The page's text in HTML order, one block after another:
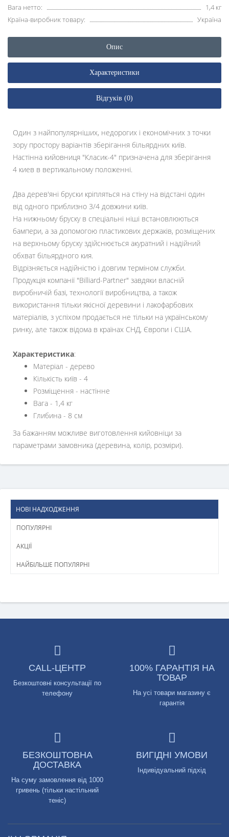
Вага нетто:
1,4 кг
Країна-виробник товару:
Україна
Опис
Характеристики
Відгуків (0)
Один з найпопулярніших, недорогих і економічних з точки
зору простору варіантів зберігання більярдних київ.
Настінна кийовниця "Класик-4" призначена для зберігання
4 киев в вертикальному положенні.
Два дерев'яні бруски кріпляться на стіну на відстані один
від одного приблизно 3/4 довжини київ.
На нижньому бруску в спеціальні ніші встановлюються
бампери, а за допомогою пластикових держаків, розміщених
на верхньому бруску здійснюється акуратний і надійний
обхват більярдного кия.
Відрізняється надійністю і довгим терміном служби.
Продукція компанії "Billiard-Partner" завдяки власній
виробничій базі, технології виробництва, а також
використання тільки якісної деревини і лакофарбових
матеріалів, з успіхом продається не тільки на українському
ринку, але також відома в країнах СНД, Європи і США.
Характеристика:
Матеріал - дерево
Кількість київ - 4
Розміщення - настінне
Вага - 1,4 кг
Глибина - 8 см
За бажанням можливе виготовлення кийовніци за
параметрами замовника (деревина, колір, розміри).
НОВІ НАДХОДЖЕННЯ
ПОПУЛЯРНІ
АКЦІЇ
НАЙБІЛЬШЕ ПОПУЛЯРНІ
CALL-ЦЕНТР
Безкоштовні консультації по
телефону
100% ГАРАНТІЯ НА
ТОВАР
На усі товари магазину є
гарантія
БЕЗКОШТОВНА
ДОСТАВКА
На суму замовлення від 1000
гривень (тільки настільний
теніс)
ВИГІДНІ УМОВИ
Індивідуальний підхід